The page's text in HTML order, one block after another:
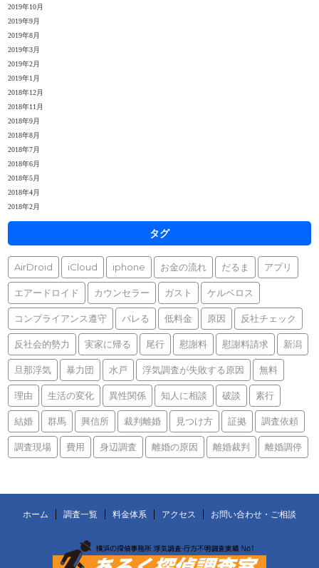
2019年10月
2019年9月
2019年8月
2019年3月
2019年2月
2019年1月
2018年12月
2018年11月
2018年9月
2018年8月
2018年7月
2018年6月
2018年5月
2018年4月
2018年2月
タグ
AirDroid iCloud iphone お金の流れ だるま アプリ
エアードロイド カウンセラー ガスト ケルベロス
コンプライアンス遵守 バレる 低料金 原因 反社チェック
反社会的勢力 実家に帰る 尾行 慰謝料 慰謝料請求 新潟
旦那浮気 暴力団 水戸 浮気調査が失敗する原因 無料
理由 生活の変化 異性関係 知人に相談 破談 素行
結婚 群馬 興信所 裁判離婚 見つけ方 証拠 調査依頼
調査現場 費用 身辺調査 離婚の原因 離婚裁判 離婚調停
ホーム 調査一覧 料金体系 アクセス お問い合わせ・ご相談